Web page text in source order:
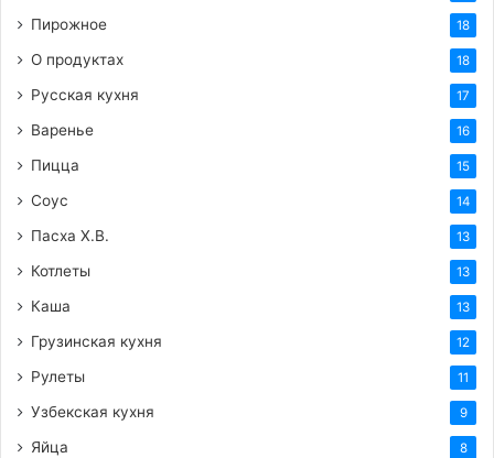
Пирожное 18
О продуктах 18
Русская кухня 17
Варенье 16
Пицца 15
Соус 14
Пасха Х.В. 13
Котлеты 13
Каша 13
Грузинская кухня 12
Рулеты 11
Узбекская кухня 9
Яйца 8